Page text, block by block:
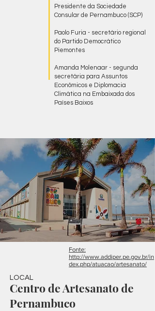
Presidente da Sociedade
Consular de Pernambuco (SCP)
Paolo Furia - secretário regional
do Partido Democrático
Piemontes
Amanda Molenaar - segunda
secretária para Assuntos
Econômicos e Diplomacia
Climática na Embaixada dos
Países Baixos
Fonte:
http://www.addiper.pe.gov.br/in
dex.php/atuacao/artesanato/
Centro de Artesanato de
Pernambuco
LOCAL